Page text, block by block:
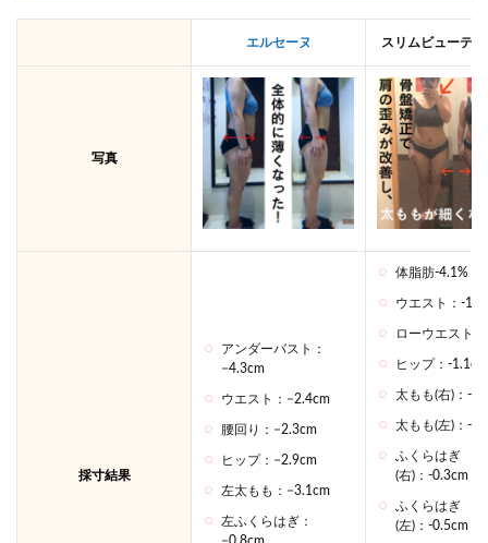
エルセーヌ スリムビューテ
写真
採寸結果
アンダーバスト：
−4.3cm
ウエスト：−2.4cm
腰回り：−2.3cm
ヒップ：−2.9cm
左太もも：−3.1cm
左ふくらはぎ：
体脂肪-4.1%
ウエスト：-
ローウエスト
ヒップ：-1.1cm
太もも(右)：-
太もも(左)：-
ふくらはぎ
(右)：-0.3cm
ふくらはぎ
(左)：-0.5cm